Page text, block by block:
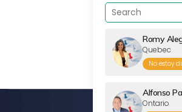
Romy
Quebec
No estoy
Alfonso
Ontario